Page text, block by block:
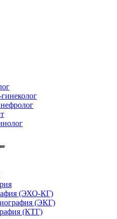
(ЭХО-КГ)
(ЭКГ)
(КТГ)